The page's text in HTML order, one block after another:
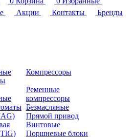
Акции Контакты
Бренды
Компрессоры
Ременные
компрессоры
Безмасляные
Прямой привод
Винтовые
Поршневые блоки